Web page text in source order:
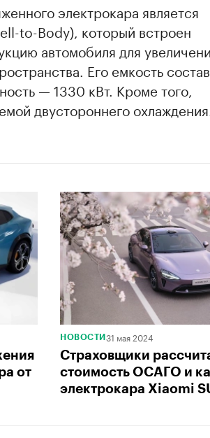
электрокара является
to-Body), который встроен
автомобиля для
Его емкость
— 1330 кВт. Кроме того,
двустороннего
от
НОВОСТИ 31 мая 2024
Страховщики
стоимость ОСАГО и
электрокара Xiaomi